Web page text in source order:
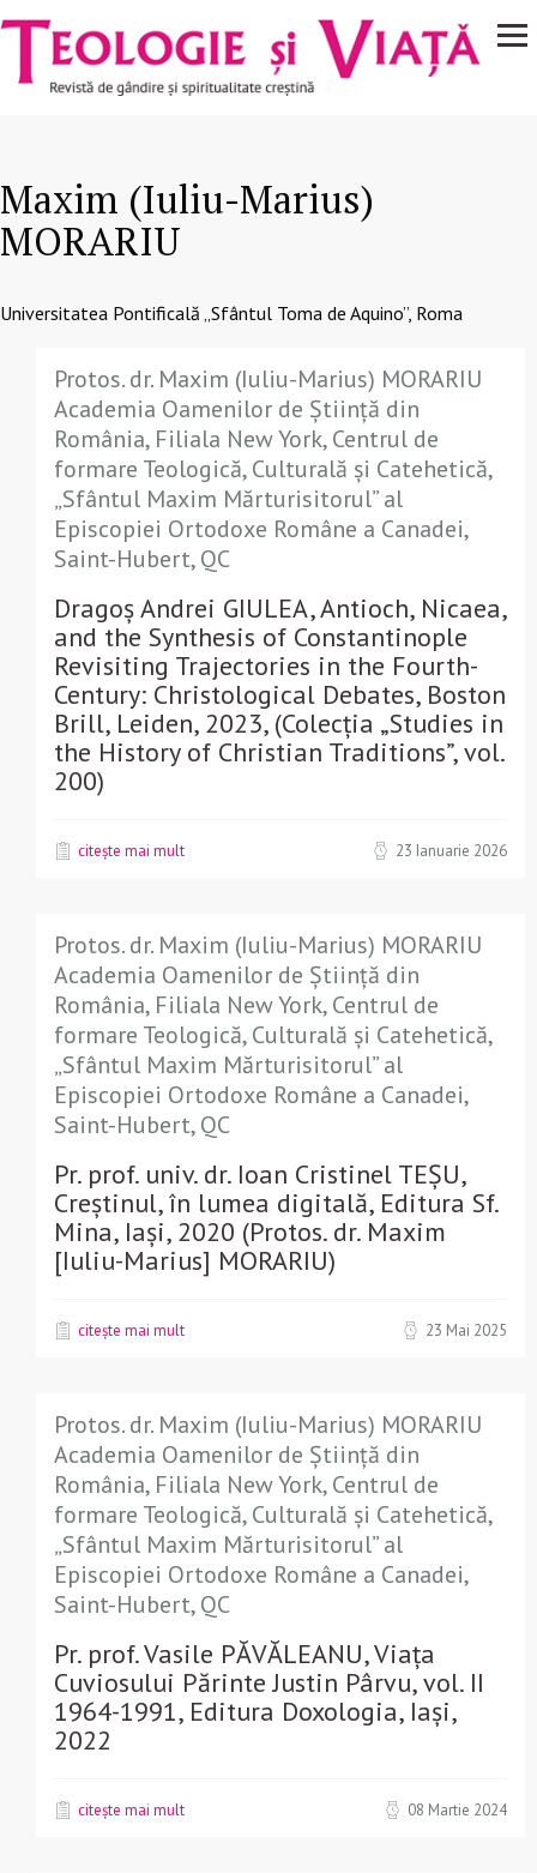
Mergi la conţinutul principal
Navigare
principală
Maxim (Iuliu-Marius)
MORARIU
Universitatea Pontificală „Sfântul Toma de Aquino”, Roma
Protos. dr. Maxim (Iuliu-Marius) MORARIU
Academia Oamenilor de Știință din
România, Filiala New York, Centrul de
formare Teologică, Culturală și Catehetică,
„Sfântul Maxim Mărturisitorul” al
Episcopiei Ortodoxe Române a Canadei,
Saint-Hubert, QC
Dragoș Andrei GIULEA, Antioch, Nicaea,
and the Synthesis of Constantinople
Revisiting Trajectories in the Fourth-
Century: Christological Debates, Boston
Brill, Leiden, 2023, (Colecția „Studies in
the History of Christian Traditions”, vol.
200)
citește mai mult 23 Ianuarie 2026
Protos. dr. Maxim (Iuliu-Marius) MORARIU
Academia Oamenilor de Știință din
România, Filiala New York, Centrul de
formare Teologică, Culturală și Catehetică,
„Sfântul Maxim Mărturisitorul” al
Episcopiei Ortodoxe Române a Canadei,
Saint-Hubert, QC
Pr. prof. univ. dr. Ioan Cristinel TEȘU,
Creștinul, în lumea digitală, Editura Sf.
Mina, Iași, 2020 (Protos. dr. Maxim
[Iuliu-Marius] MORARIU)
citește mai mult 23 Mai 2025
Protos. dr. Maxim (Iuliu-Marius) MORARIU
Academia Oamenilor de Știință din
România, Filiala New York, Centrul de
formare Teologică, Culturală și Catehetică,
„Sfântul Maxim Mărturisitorul” al
Episcopiei Ortodoxe Române a Canadei,
Saint-Hubert, QC
Pr. prof. Vasile PĂVĂLEANU, Viața
Cuviosului Părinte Justin Pârvu, vol. II
1964-1991, Editura Doxologia, Iași,
2022
citește mai mult 08 Martie 2024